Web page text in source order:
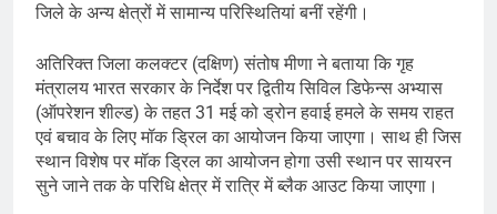
जिले के अन्य क्षेत्रों में सामान्य परिस्थितियां बनीं रहेंगी।
अतिरिक्त जिला कलक्टर (दक्षिण) संतोष मीणा ने बताया कि गृह
मंत्रालय भारत सरकार के निर्देश पर द्वितीय सिविल डिफेन्स अभ्यास
(ऑपरेशन शील्ड) के तहत 31 मई को ड्रोन हवाई हमले के समय राहत
एवं बचाव के लिए मॉक ड्रिल का आयोजन किया जाएगा। साथ ही जिस
स्थान विशेष पर मॉक ड्रिल का आयोजन होगा उसी स्थान पर सायरन
सुने जाने तक के परिधि क्षेत्र में रात्रि में ब्लैक आउट किया जाएगा।